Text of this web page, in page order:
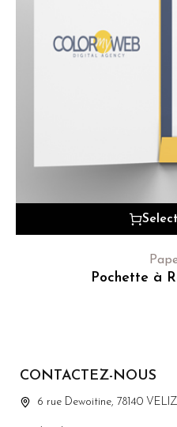
Pochette à
CONTACTEZ-NOUS
6 rue Dewoitine, 78140